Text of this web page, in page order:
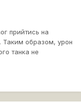
прийтись на
Таким образом, урон
танка не